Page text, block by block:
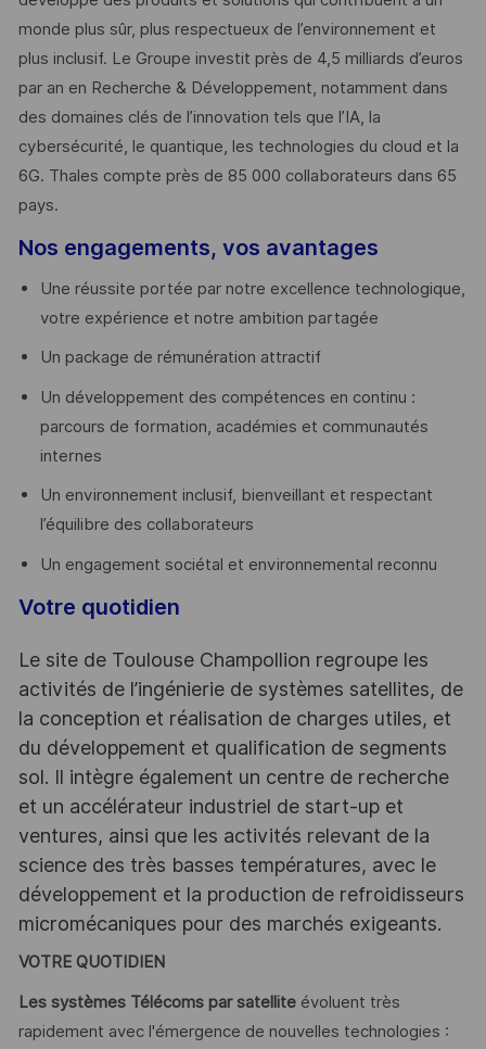
monde plus sûr, plus respectueux de l’environnement et
plus inclusif. Le Groupe investit près de 4,5 milliards d’euros
par an en Recherche & Développement, notamment dans
des domaines clés de l’innovation tels que l’IA, la
cybersécurité, le quantique, les technologies du cloud et la
6G. Thales compte près de 85 000 collaborateurs dans 65
pays. ​
Nos engagements, vos avantages
Une réussite portée par notre excellence technologique,
votre expérience et notre ambition partagée
Un package de rémunération attractif
Un développement des compétences en continu :
parcours de formation, académies et communautés
internes
Un environnement inclusif, bienveillant et respectant
l’équilibre des collaborateurs
Un engagement sociétal et environnemental reconnu
Votre quotidien
Le site de Toulouse Champollion regroupe les
activités de l’ingénierie de systèmes satellites, de
la conception et réalisation de charges utiles, et
du développement et qualification de segments
sol. Il intègre également un centre de recherche
et un accélérateur industriel de start-up et
ventures, ainsi que les activités relevant de la
science des très basses températures, avec le
développement et la production de refroidisseurs
micromécaniques pour des marchés exigeants.
VOTRE QUOTIDIEN
Les systèmes Télécoms par satelliteévoluent très
rapidement avec l'émergence de nouvelles technologies :